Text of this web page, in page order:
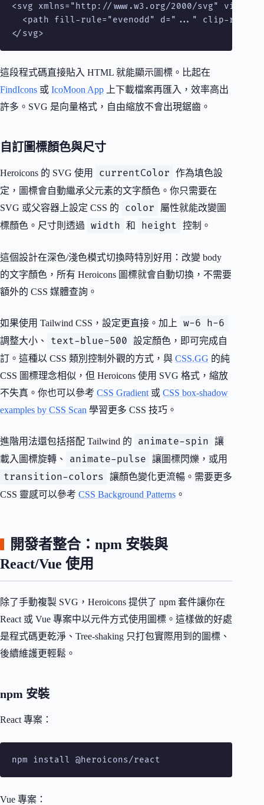
<svg xmlns="http://www.w3.org/2000/svg"
<path fill-rule="evenodd" d="..." clip-
</svg>
這段程式碼直接貼入 HTML 就能顯示圖標。比起在
FindIcons 或 IcoMoon App 上下載檔案再匯入，效率高出
許多。SVG 是向量格式，自由縮放不會出現鋸齒。
自訂圖標顏色與尺寸
Heroicons 的 SVG 使用 currentColor
作為填色設
定，圖標會自動繼承父元素的文字顏色。你只需要在
SVG 或父容器上設定 CSS 的
color
屬性就能改變圖
標顏色。尺寸則透過
width 和 height 控制。
這個設計在深色/淺色模式切換時特別好用：改變 body
的文字顏色，所有 Heroicons 圖標就會自動切換，不需要
額外的 CSS 媒體查詢。
如果使用 Tailwind CSS，設定更直接。加上 w-6 h-6
調整大小、 text-blue-500
設定顏色，即可完成自
訂。這種以 CSS 類別控制外觀的方式，與 CSS.GG 的純
CSS 圖標理念相似，但 Heroicons 使用 SVG 格式，縮放
不失真。你也可以參考 CSS Gradient 或 CSS box-shadow
examples by CSS Scan 學習更多 CSS 技巧。
進階用法還包括搭配 Tailwind 的 animate-spin
讓
載入圖標旋轉、
animate-pulse 讓圖標閃爍，或用
transition-colors
讓顏色變化更流暢。需要更多
CSS 靈感可以參考 CSS Background Patterns 。
開發者整合：npm 安裝與
React/Vue 使用
除了手動複製 SVG，Heroicons 提供了 npm 套件讓你在
React 或 Vue 專案中以元件方式使用圖標。這樣做的好處
是程式碼更乾淨、Tree-shaking 只打包實際用到的圖標、
後續維護更輕鬆。
npm 安裝
React 專案：
npm install @heroicons/react
Vue 專案：